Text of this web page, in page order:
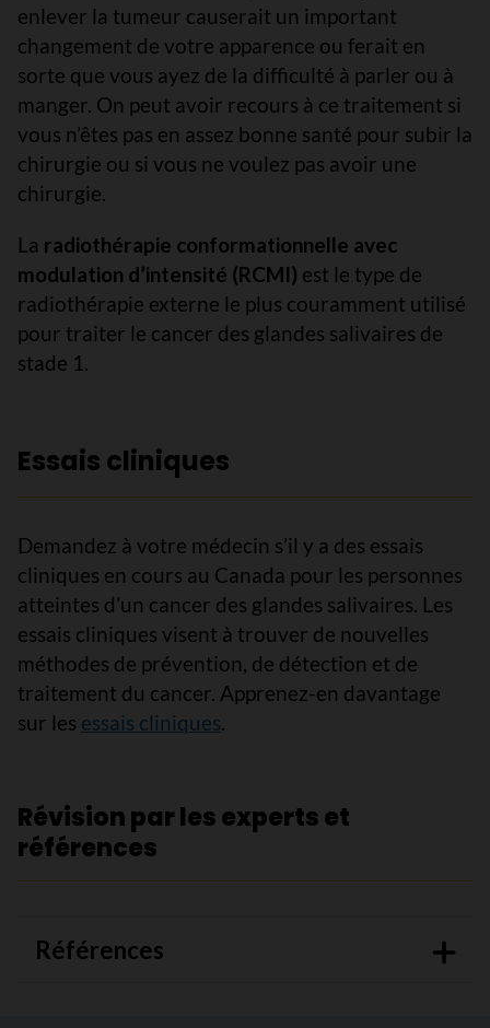
enlever la tumeur causerait un important
changement de votre apparence ou ferait en
sorte que vous ayez de la difficulté à parler ou à
manger. On peut avoir recours à ce traitement si
vous n’êtes pas en assez bonne santé pour subir la
chirurgie ou si vous ne voulez pas avoir une
chirurgie.
La radiothérapie conformationnelle avec
modulation d’intensité (RCMI) est le type de
radiothérapie externe le plus couramment utilisé
pour traiter le cancer des glandes salivaires de
stade 1.
Essais cliniques
Demandez à votre médecin s’il y a des essais
cliniques en cours au Canada pour les personnes
atteintes d’un cancer des glandes salivaires. Les
essais cliniques visent à trouver de nouvelles
méthodes de prévention, de détection et de
traitement du cancer. Apprenez-en davantage
sur les essais cliniques.
Révision par les experts et
références
Références